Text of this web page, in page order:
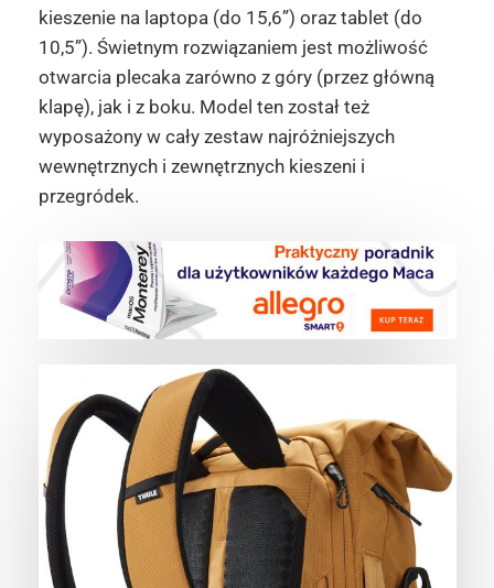
kieszenie na laptopa (do 15,6”) oraz tablet (do
10,5”). Świetnym rozwiązaniem jest możliwość
otwarcia plecaka zarówno z góry (przez główną
klapę), jak i z boku. Model ten został też
wyposażony w cały zestaw najróżniejszych
wewnętrznych i zewnętrznych kieszeni i
przegródek.